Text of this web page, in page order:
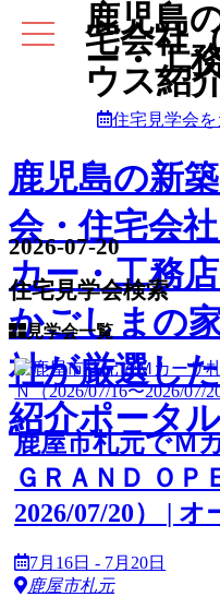
鹿児島
宅会社
ー・工
ウス紹
住宅見学会
鹿児島の新
会・住宅会
カー・工務
かごしまの
社が厳選し
紹介ポータ
2026-07-20
住宅見学会検索
見学会一覧
鹿屋市札元でＭ
ＧＲＡＮＤ ＯＰ
2026/07/20） |
7月16日 - 7月20日
鹿屋市札元